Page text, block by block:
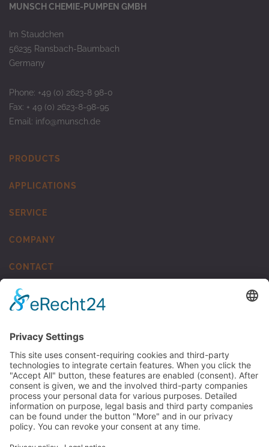
MUNSCH CHEMIE-PUMPEN GMBH
Im Staudchen
56235 Ransbach-Baumbach
Germany
Phone: +49 (0) 2623-8 98-0
Fax: + 49 (0) 2623-8-98-95
Email: info@munsch.de
PRODUCTS
APPLICATIONS
SERVICE
COMPANY
CONTACT
MUNSCH Kunststoff-Schweisstechnik
TO MUNSCH KST